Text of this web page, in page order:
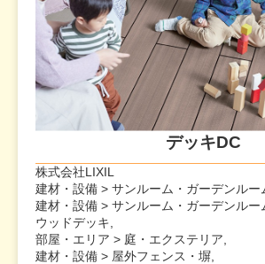
デッキDC
株式会社LIXIL
建材・設備 > サンルーム・ガーデンルー
建材・設備 > サンルーム・ガーデンル
ウッドデッキ,
部屋・エリア > 庭・エクステリア,
建材・設備 > 屋外フェンス・塀,